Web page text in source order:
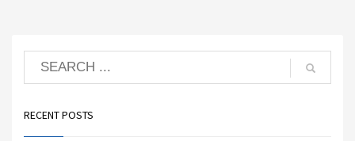
RECENT POSTS